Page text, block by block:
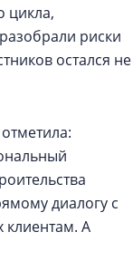
цикла,
риски
остался не
диалогу с
клиентам. А